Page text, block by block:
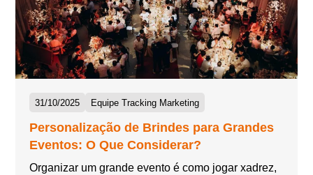
31/10/2025 Equipe Tracking Marketing
Personalização de Brindes para Grandes
Eventos: O Que Considerar?
Organizar um grande evento é como jogar xadrez,